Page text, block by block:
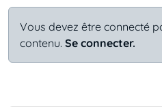
Vous devez être connecté
contenu. Se connecter.